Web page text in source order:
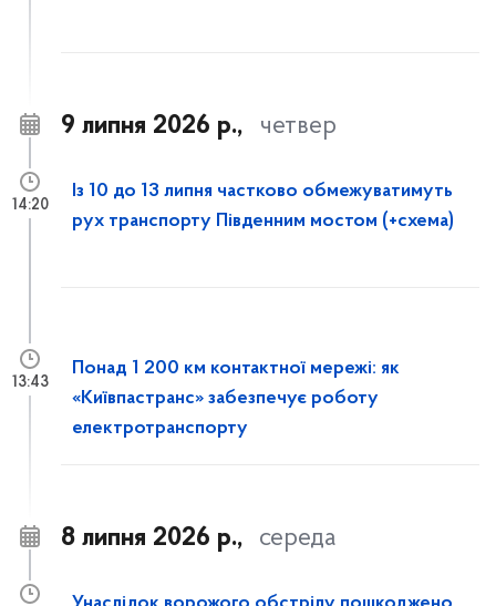
9 липня 2026 р., четвер
Із 10 до 13 липня частково обмежуватимуть
рух транспорту Південним мостом (+схема)
14:20
Понад 1 200 км контактної мережі: як
«Київпастранс» забезпечує роботу
електротранспорту
13:43
8 липня 2026 р., середа